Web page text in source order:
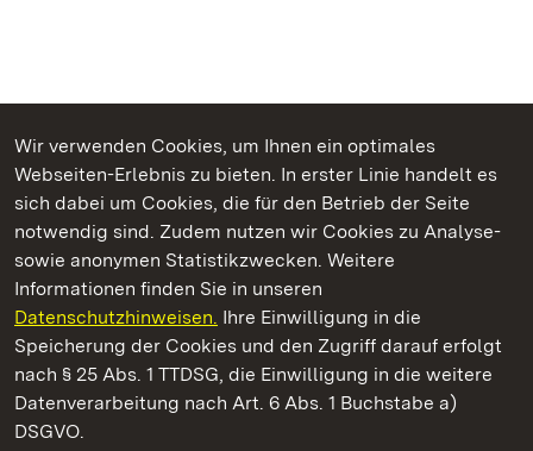
Wir verwenden Cookies, um Ihnen ein optimales
Webseiten-Erlebnis zu bieten. In erster Linie handelt es
sich dabei um Cookies, die für den Betrieb der Seite
notwendig sind. Zudem nutzen wir Cookies zu Analyse-
sowie anonymen Statistikzwecken. Weitere
Informationen finden Sie in unseren
Datenschutzhinweisen. Ihre Einwilligung in die
Speicherung der Cookies und den Zugriff darauf erfolgt
nach § 25 Abs. 1 TTDSG, die Einwilligung in die weitere
Datenverarbeitung nach Art. 6 Abs. 1 Buchstabe a)
DSGVO.
Kommen. Staunen. Genießen.
Staatliche Schlösser und Gärten Baden‑Württemberg
Staatliche Schlösser und Gärten Baden-Württemberg
Kontakt